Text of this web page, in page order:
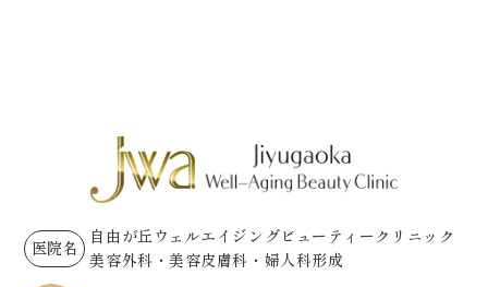
医院名
自由が丘ウェルエイジングビューティークリニック
美容外科・美容皮膚科・婦人科形成